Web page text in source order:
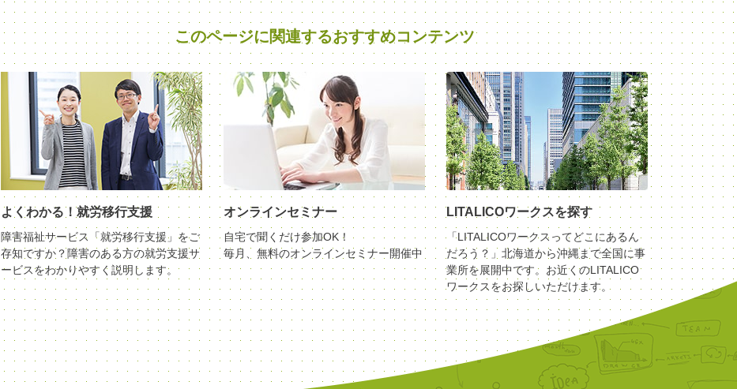
このページに関連するおすすめコンテンツ
よくわかる！就労移行支援
障害福祉サービス「就労移行支援」をご
存知ですか？障害のある方の就労支援サ
ービスをわかりやすく説明します。
オンラインセミナー
自宅で聞くだけ参加OK！
毎月、無料のオンラインセミナー開催中
LITALICOワークスを探す
「LITALICOワークスってどこにあるん
だろう？」北海道から沖縄まで全国に事
業所を展開中です。お近くのLITALICO
ワークスをお探しいただけます。